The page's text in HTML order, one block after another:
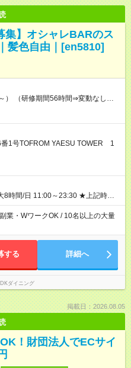
集】オシャレBARのス
髪色自由｜[en5810]
） （研修期間56時間⇒変動なし） ■
人紹介制度あり⇒1人紹介につき最
用期間】試用期間なし
1号TOFROM YAESU TOWER 1
8時間/日 11:00～23:30 ★上記時間
※勤務時間の変動の可能性あり
令による) ■自由シフト制
業・WワークOK / 10名以上の大量
する 詳細へ
DKダイニング
掲載日：2026.08.05
！財団法人でECサイ